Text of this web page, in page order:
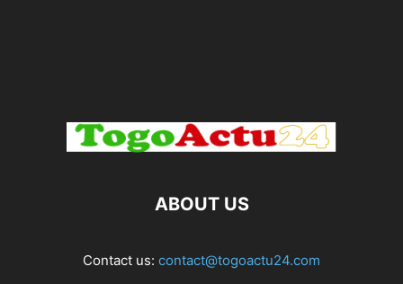
ABOUT US
Contact us: contact@togoactu24.com